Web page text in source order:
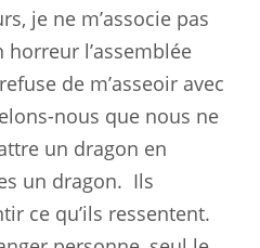
je ne m’associe pas
horreur l’assemblée
de m’asseoir avec
nous que nous ne
un dragon en
un dragon. Ils
ce qu’ils ressentent.